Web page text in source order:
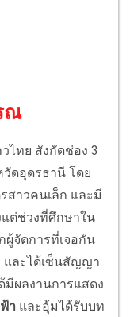
ณ
ไทย สังกัดช่อง 3
วัดอุดรธานี โดย
สาวคนเล็ก และมี
แต่ช่วงที่ศึกษาใน
ผู้จัดการที่เจอกัน
และได้เซ็นสัญญา
มีผลงานการแสดง
า และอุ้มได้รับบท